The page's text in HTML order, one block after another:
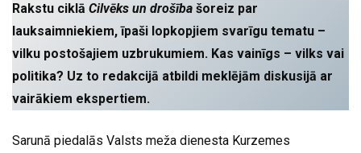
Rakstu ciklā Cilvēks un drošība šoreiz par
lauksaimniekiem, īpaši lopkopjiem svarīgu tematu –
vilku postošajiem uzbrukumiem. Kas vainīgs – vilks vai
politika? Uz to redakcijā atbildi meklējām diskusijā ar
vairākiem ekspertiem.
Sarunā piedalās Valsts meža dienesta Kurzemes